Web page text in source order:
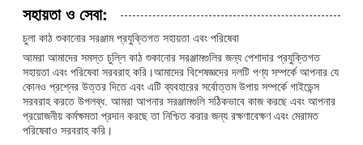
সহায়তা ও সেবা:
চুলা কাঠ শুকানোর সরঞ্জাম প্রযুক্তিগত সহায়তা এবং পরিষেবা
আমরা আমাদের সমস্ত চুল্লি কাঠ শুকানোর সরঞ্জামগুলির জন্য পেশাদার প্রযুক্তিগত
সহায়তা এবং পরিষেবা সরবরাহ করি।আমাদের বিশেষজ্ঞদের দলটি পণ্য সম্পর্কে আপনার যে
কোনও প্রশ্নের উত্তর দিতে এবং এটি ব্যবহারের সর্বোত্তম উপায় সম্পর্কে গাইডেন্স
সরবরাহ করতে উপলব্ধ. আমরা আপনার সরঞ্জামগুলি সঠিকভাবে কাজ করছে এবং আপনার
প্রয়োজনীয় কর্মক্ষমতা প্রদান করছে তা নিশ্চিত করার জন্য রক্ষণাবেক্ষণ এবং মেরামত
পরিষেবাও সরবরাহ করি।